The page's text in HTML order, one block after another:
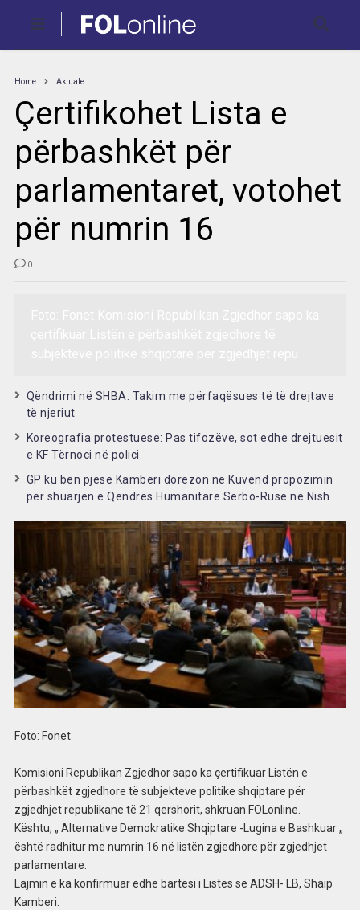
Home Aktuale
Çertifikohet Lista e
përbashkët për
parlamentaret, votohet
për numrin 16
0
Qëndrimi në SHBA: Takim me përfaqësues të të drejtave
të njeriut
Koreografia protestuese: Pas tifozëve, sot edhe drejtuesit
e KF Tërnoci në polici
GP ku bën pjesë Kamberi dorëzon në Kuvend propozimin
për shuarjen e Qendrës Humanitare Serbo-Ruse në Nish
Foto: Fonet
Komisioni Republikan Zgjedhor sapo ka çertifikuar Listën e
përbashkët zgjedhore të subjekteve politike shqiptare për
zgjedhjet republikane të 21 qershorit, shkruan FOLonline.
Kështu, „ Alternative Demokratike Shqiptare -Lugina e Bashkuar „
është radhitur me numrin 16 në listën zgjedhore për zgjedhjet
parlamentare.
Lajmin e ka konfirmuar edhe bartësi i Listës së ADSH- LB, Shaip
Kamberi.